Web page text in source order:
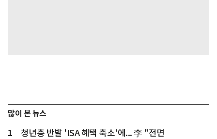
많이 본 뉴스
1
청년층 반발 'ISA 혜택 축소'에... 李 "전면